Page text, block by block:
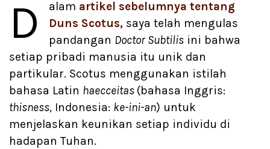
D alam artikel sebelumnya tentang
Duns Scotus, saya telah mengulas
pandangan Doctor Subtilis ini bahwa
setiap pribadi manusia itu unik dan
partikular. Scotus menggunakan istilah
bahasa Latin haecceitas (bahasa Inggris:
thisness, Indonesia: ke-ini-an) untuk
menjelaskan keunikan setiap individu di
hadapan Tuhan.